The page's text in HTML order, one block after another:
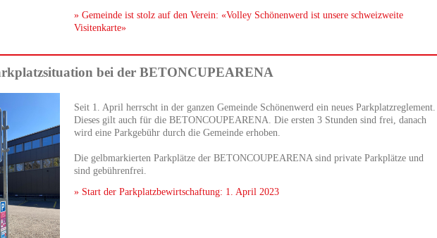
» Gemeinde ist stolz auf den Verein: «Volley Schönenwerd ist unsere schweizweite
Visitenkarte»
bei der BETONCUPEARENA
Seit 1. April herrscht in der ganzen Gemeinde Schönenwerd ein neues Parkplatzreglement.
Dieses gilt auch für die BETONCOUPEARENA. Die ersten 3 Stunden sind frei, danach
wird eine Parkgebühr durch die Gemeinde erhoben.
Die gelbmarkierten Parkplätze der BETONCOUPEARENA sind private Parkplätze und
sind gebührenfrei.
» Start der Parkplatzbewirtschaftung: 1. April 2023